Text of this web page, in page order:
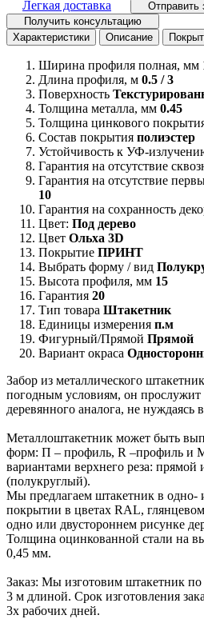
Легкая доставка
Отправить
Получить консультацию
Характеристики
Описание
Ширина профиля полная, мм
Длина профиля, м 0.5 / 3
Поверхность
Толщина металла, мм 0.45
Толщина цинкового
Состав покрытия полиэстер
Устойчивость к УФ-
Гарантия на отсутствие
Гарантия на отсутствие
10
Гарантия на сохранность
Цвет: Под дерево
Цвет Ольха 3D
Покрытие ПРИНТ
Выбрать форму / вид
Высота профиля, мм 15
Гарантия 20
Тип товара Штакетник
Единицы измерения п.м
Фигурный/Прямой Прямой
Вариант окраса
Забор из металлического
погодным условиям, он прослужит
деревянного аналога, не нуждаясь
Металлоштакетник может быть
форм: П – профиль, R –профиль и
вариантами верхнего реза:
(полукруглый).
Мы предлагаем штакетник в одно-
покрытии в цветах RAL,
одно или двустороннем рисунке
Толщина оцинкованной стали на
0,45 мм.
Заказ: Мы изготовим штакетник
3 м длиной. Срок изготовления
3х рабочих дней.